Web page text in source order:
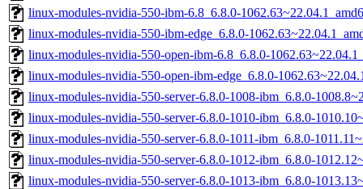
linux-modules-nvidia-550-ibm-6.8_6.8.0-
linux-modules-nvidia-550-ibm-edge_6.8.0-
linux-modules-nvidia-550-open-ibm-6.8_6.8.0-
linux-modules-nvidia-550-open-ibm-edge_6.8.0-
linux-modules-nvidia-550-server-6.8.0-1008-ibm_6.8.0-
linux-modules-nvidia-550-server-6.8.0-1010-ibm_6.8.0-
linux-modules-nvidia-550-server-6.8.0-1011-ibm_6.8.0-
linux-modules-nvidia-550-server-6.8.0-1012-ibm_6.8.0-
linux-modules-nvidia-550-server-6.8.0-1013-ibm_6.8.0-